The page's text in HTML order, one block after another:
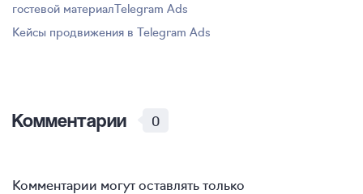
гостевой материалTelegram Ads
Кейсы продвижения в Telegram Ads
Комментарии 0
Комментарии могут оставлять только